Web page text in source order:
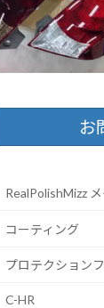
お
RealPolishMizz
コーティング
プロテクション
C-HR